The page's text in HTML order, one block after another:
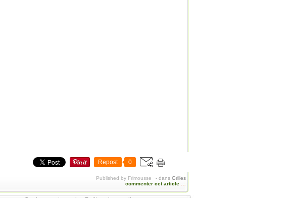
Repost 0
Published by Frimousse - dans Grilles
commenter cet article